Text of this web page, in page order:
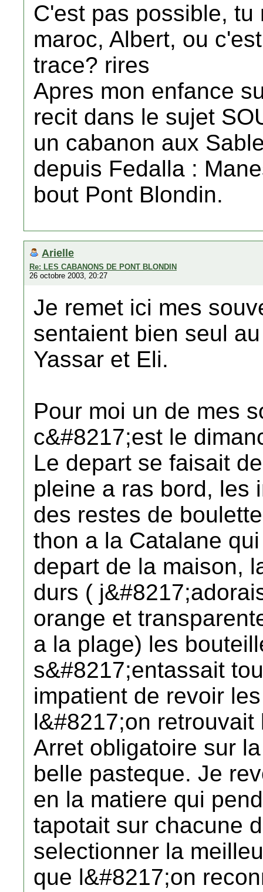
C'est pas possible,
maroc, Albert, ou
trace? rires
Apres mon enfance
recit dans le sujet
un cabanon aux
depuis Fedalla :
bout Pont Blondin.
Arielle
Re: LES CABANONS DE PONT BLONDIN
26 octobre 2003, 20:27
Je remet ici mes
sentaient bien seul
Yassar et Eli.
Pour moi un de mes
c&#8217;est le
Le depart se faisait
pleine a ras bord, les
des restes de
thon a la Catalane
depart de la maison,
durs (
orange et
a la plage) les
s&#8217;entassait
impatient de revoir
l&#8217;on
Arret obligatoire sur
belle pasteque. Je
en la matiere qui
tapotait sur chacune
selectionner la
que l&#8217;on